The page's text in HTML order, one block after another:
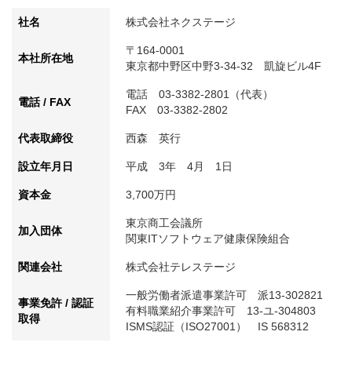
社名 株式会社ネクステージ
本社所在地
〒164-0001
東京都中野区中野3-34-32　凱旋ビル4F
電話 / FAX
電話　03-3382-2801（代表）
FAX　03-3382-2802
代表取締役 西森　英行
設立年月日 平成　3年　4月　1日
資本金 3,700万円
加入団体
東京商工会議所
関東ITソフトウェア健康保険組合
関連会社 株式会社テレステージ
事業免許 / 認証
取得
一般労働者派遣事業許可　派13-302821
有料職業紹介事業許可　13-ユ-304803
ISMS認証（ISO27001）　IS 568312